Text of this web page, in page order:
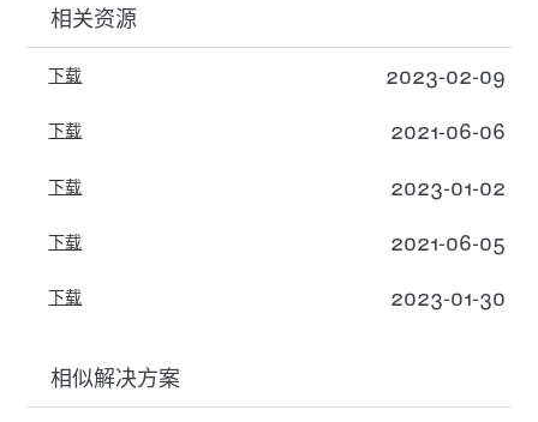
相关资源
下载 2023-02-09
下载 2021-06-06
下载 2023-01-02
下载 2021-06-05
下载 2023-01-30
相似解决方案